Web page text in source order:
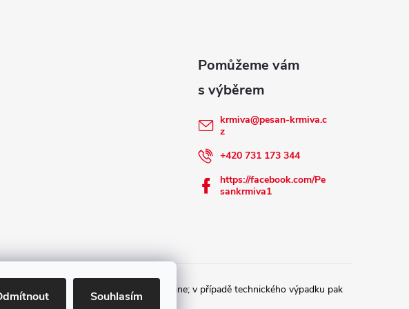
Souhlasím
krmiva@pesan-krmiva.c
z
+420 731 173 344
https://facebook.com/Pe
sankrmiva1
přijatou tržbu u správce daně online; v případě technického výpadku pak